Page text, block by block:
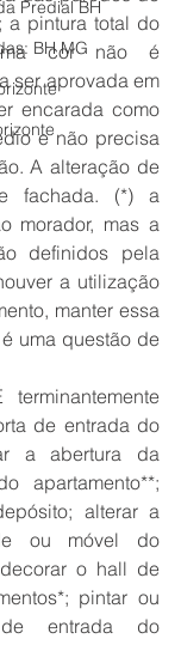
Predial BH
BH MG
a pintura total do
cor não é
ser aprovada em
encarada como
e não precisa
A alteração de
fachada. (*) a
morador, mas a
definidos pela
a utilização
manter essa
uma questão de
de entrada do
a abertura da
apartamento**;
alterar a
ou móvel do
o hall de
pintar ou
entrada do